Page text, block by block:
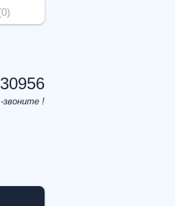
звоните !
0)